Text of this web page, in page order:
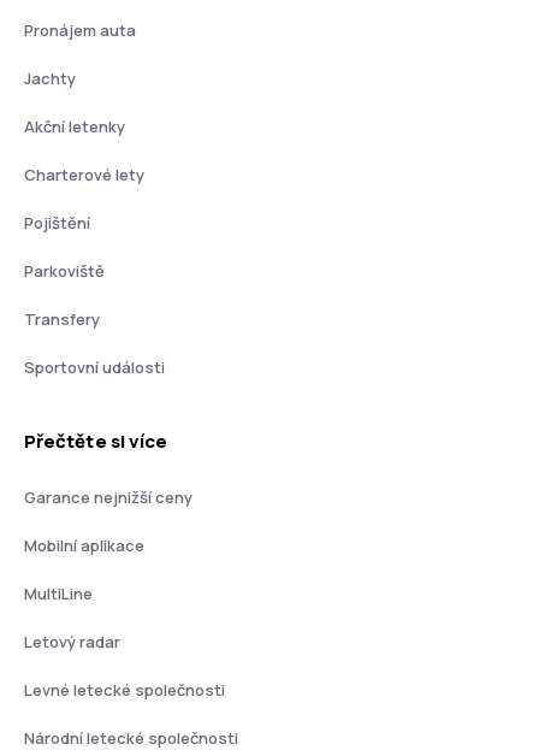
Pronájem auta
Jachty
Akční letenky
Charterové lety
Pojištění
Parkoviště
Transfery
Sportovní události
Přečtěte si více
Garance nejnižší ceny
Mobilní aplikace
MultiLine
Letový radar
Levné letecké společnosti
Národní letecké společnosti